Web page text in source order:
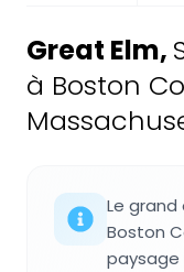
Great Elm,
à Boston
Le
Boston
paysage